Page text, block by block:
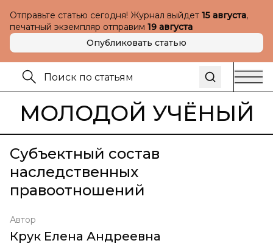
Отправьте статью сегодня! Журнал выйдет 15 августа,
печатный экземпляр отправим 19 августа
Опубликовать статью
МОЛОДОЙ УЧЁНЫЙ
Субъектный состав
наследственных
правоотношений
Автор
Крук Елена Андреевна